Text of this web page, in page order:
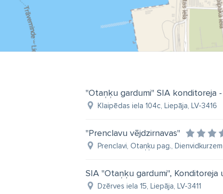
"Otaņķu gardumi" SIA konditoreja
Klaipēdas iela 104c, Liepāja, LV-3416
"Prenclavu vējdzirnavas"
Prenclavi, Otaņķu pag.,
SIA "Otaņķu gardumi", Konditoreja
Dzērves iela 15, Liepāja, LV-3411